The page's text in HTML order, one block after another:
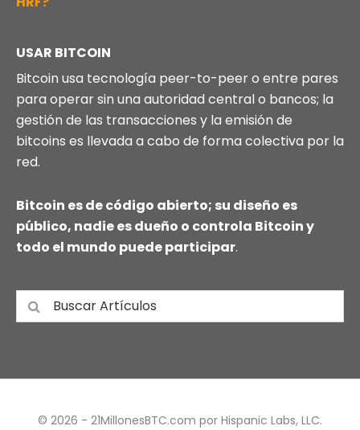
USAR BITCOIN
Bitcoin usa tecnología peer-to-peer o entre pares
para operar sin una autoridad central o bancos; la
gestión de las transacciones y la emisión de
bitcoins es llevada a cabo de forma colectiva por la
red.
Bitcoin es de código abierto; su diseño es
público, nadie es dueño o controla Bitcoin y
todo el mundo puede participar.
© 2026 - 21MillonesBTC.com por Hispanic Labs, LLC.